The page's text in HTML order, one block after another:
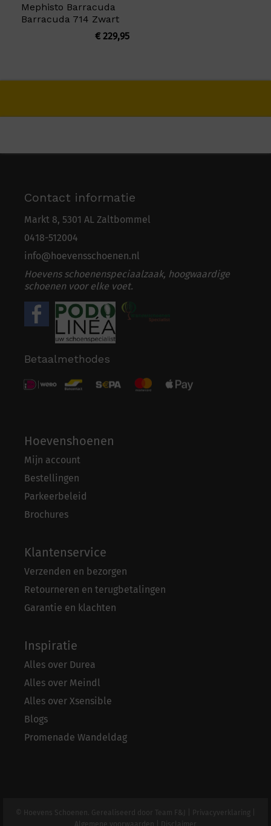
Mephisto Barracuda
Barracuda 714 Zwart
€229,95
Contact informatie
Markt 8, 5301 AL Zaltbommel
0418-512004
info@hoevensschoenen.nl
Hoevens schoenenspeciaalzaak, hoogwaardige
schoenen voor elke voet.
Betaalmethodes
Hoevenshoenen
Mijn account
Bestellingen
Parkeerbeleid
Brochures
Klantenservice
Verzenden en bezorgen
Retourneren en terugbetalingen
Garantie en klachten
Inspiratie
Alles over Durea
Alles over Meindl
Alles over Xsensible
Blogs
Promenade Wandeldag
© Hoevens Schoenen. Gerealiseerd door Team F&J Privacyverklaring
Algemene voorwaarden
Disclaimer